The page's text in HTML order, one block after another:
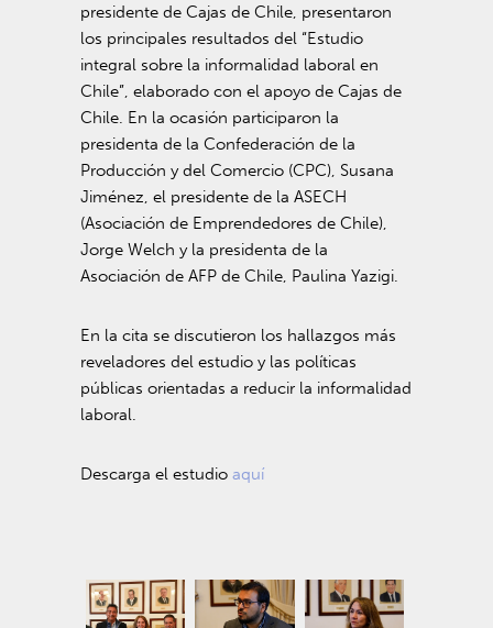
presidente de Cajas de Chile, presentaron
los principales resultados del “Estudio
integral sobre la informalidad laboral en
Chile”, elaborado con el apoyo de Cajas de
Chile. En la ocasión participaron la
presidenta de la Confederación de la
Producción y del Comercio (CPC), Susana
Jiménez, el presidente de la ASECH
(Asociación de Emprendedores de Chile),
Jorge Welch y la presidenta de la
Asociación de AFP de Chile, Paulina Yazigi.
En la cita se discutieron los hallazgos más
reveladores del estudio y las políticas
públicas orientadas a reducir la informalidad
laboral.
Descarga el estudioaquí